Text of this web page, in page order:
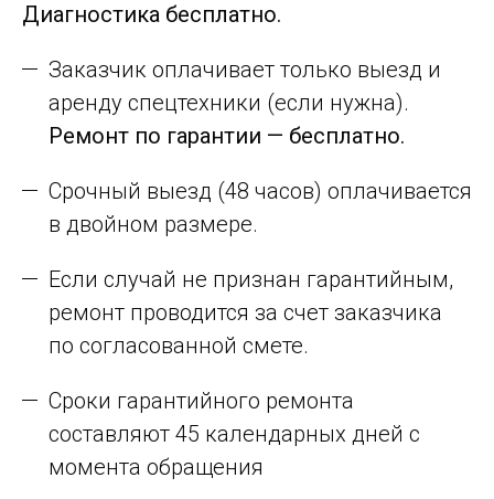
Диагностика бесплатно.
Заказчик оплачивает только выезд и
аренду спецтехники (если нужна).
Ремонт по гарантии — бесплатно.
Срочный выезд (48 часов) оплачивается
в двойном размере.
Если случай не признан гарантийным,
ремонт проводится за счет заказчика
по согласованной смете.
Сроки гарантийного ремонта
составляют 45 календарных дней с
момента обращения